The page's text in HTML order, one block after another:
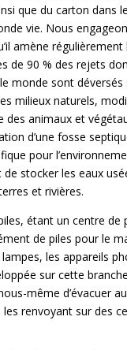
que du carton dans
vie. Nous
amène
de 90 % des rejets
monde sont déversés
milieux naturels,
des animaux et
d’une fosse
pour
stocker les eaux
et rivières.
étant un centre de
de piles pour le
les appareils
sur cette
même d’évacuer
les renvoyant sur des